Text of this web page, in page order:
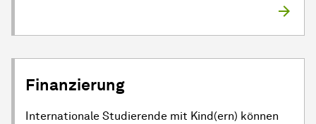
Finanzierung
Internationale Studierende mit Kind(ern) können